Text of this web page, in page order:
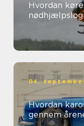
Hvordan
04.
Hvordan
gennem